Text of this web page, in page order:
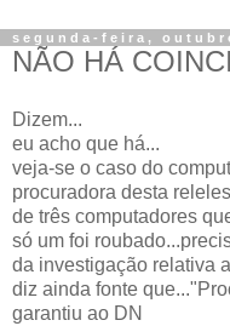
segunda-feira,
NÃO HÁ
Dizem...
eu acho que há...
veja-se o caso do
procuradora desta
de três computadores
só um foi
da investigação relativa
diz ainda fonte
garantiu ao DN